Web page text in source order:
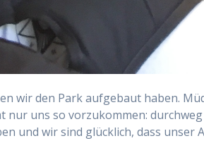
wir den Park aufgebaut haben.
uns so vorzukommen:
und wir sind glücklich, dass unser